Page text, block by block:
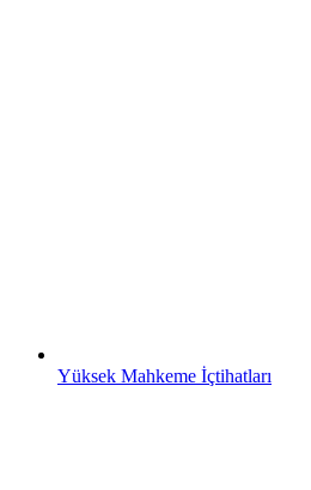
Yüksek Mahkeme İçtihatları